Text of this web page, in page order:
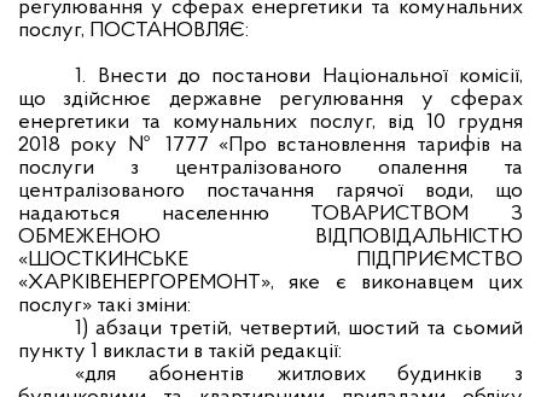
регулювання у сферах енергетики та комунальних
послуг, ПОСТАНОВЛЯЄ:
1.
Внести до постанови Національної комісії,
що здійснює державне регулювання у сферах
енергетики та комунальних послуг, від 10 грудня
2018 року № 1777 «Про встановлення тарифів на
послуги з централізованого опалення та
централізованого постачання гарячої води, що
надаються населенню ТОВАРИСТВОМ З
ОБМЕЖЕНОЮ ВІДПОВІДАЛЬНІСТЮ
«ШОСТКИНСЬКЕ ПІДПРИЄМСТВО
«ХАРКІВЕНЕРГОРЕМОНТ», яке є виконавцем цих
послуг» такі зміни:
1)абзаци третій, четвертий, шостий та сьомий
пункту 1 викласти в такій редакції:
«для абонентів житлових будинків з